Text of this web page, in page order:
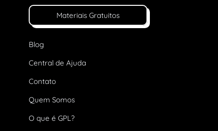
Materiais Gratuitos
Blog
Central de Ajuda
Contato
Quem Somos
O que é GPL?